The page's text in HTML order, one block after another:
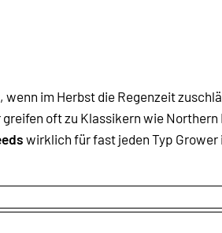
im Herbst die Regenzeit
oft zu Klassikern wie Northern
wirklich für fast jeden Typ Grower